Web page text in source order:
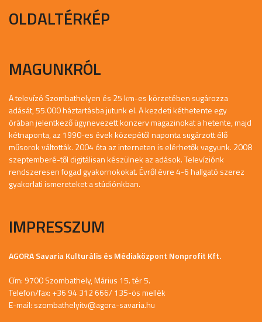
OLDALTÉRKÉP
MAGUNKRÓL
A televízó Szombathelyen és 25 km-es körzetében sugározza
adását, 55.000 háztartásba jutunk el. A kezdeti kéthetente egy
órában jelentkező úgynevezett konzerv magazinokat a hetente, majd
kétnaponta, az 1990-es évek közepétől naponta sugárzott élő
műsorok váltották. 2004 óta az interneten is elérhetők vagyunk. 2008
szeptemberé-től digitálisan készülnek az adások. Televíziónk
rendszeresen fogad gyakornokokat. Évről évre 4-6 hallgató szerez
gyakorlati ismereteket a stúdiónkban.
IMPRESSZUM
AGORA Savaria Kulturális és Médiaközpont Nonprofit Kft.
Cím: 9700 Szombathely, Márius 15. tér 5.
Telefon/fax: +36 94 312 666/ 135-ös mellék
E-mail: szombathelyitv@agora-savaria.hu